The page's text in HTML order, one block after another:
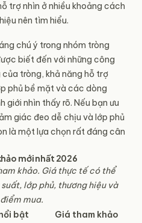
trợ nhìn ở nhiều khoảng cách
nên tìm hiểu.
chú ý trong nhóm tròng
biết đến với những công
tròng, khả năng hỗ trợ
phủ bề mặt và các dòng
giới nhìn thấy rõ. Nếu bạn ưu
giác đeo dễ chịu và lớp phủ
là một lựa chọn rất đáng cân
mới nhất 2026
khảo. Giá thực tế có thể
, lớp phủ, thương hiệu và
mua.
bật
Giá tham khảo